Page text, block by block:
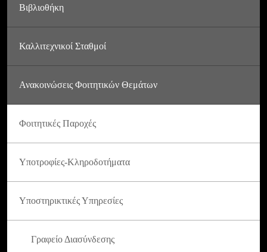
Βιβλιοθήκη
Καλλιτεχνικοί Σταθμοί
Ανακοινώσεις Φοιτητικών Θεμάτων
Φοιτητικές Παροχές
Υποτροφίες-Κληροδοτήματα
Υποστηρικτικές Υπηρεσίες
Γραφείο Διασύνδεσης